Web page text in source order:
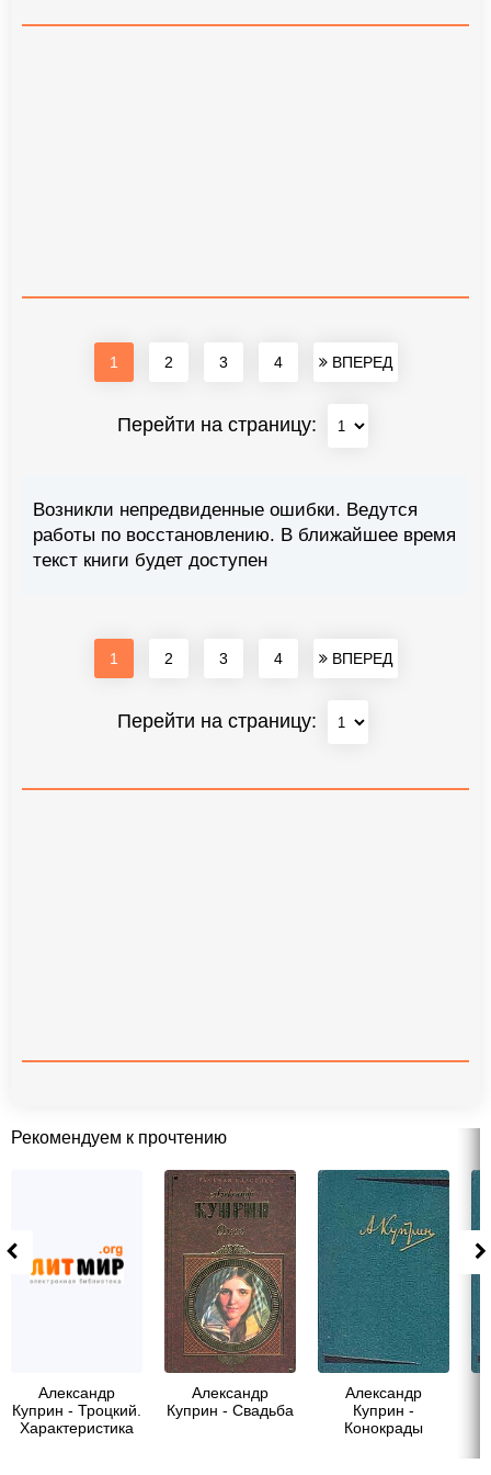
1 2 3 4 ВПЕРЕД
Перейти на страницу:
Возникли непредвиденные ошибки. Ведутся
работы по восстановлению. В ближайшее время
текст книги будет доступен
1 2 3 4 ВПЕРЕД
Перейти на страницу:
Рекомендуем к прочтению
Александр
Куприн - Троцкий.
Характеристика
Александр
Куприн - Свадьба
Александр
Куприн -
Конокрады